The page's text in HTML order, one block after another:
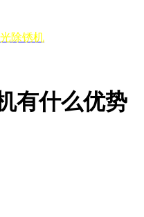
除锈机
有什么优势